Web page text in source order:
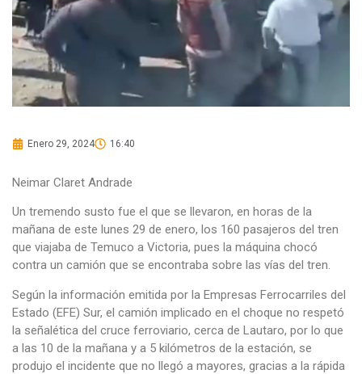
Enero 29, 2024 16:40
Neimar Claret Andrade
Un tremendo susto fue el que se llevaron, en horas de la
mañana de este lunes 29 de enero, los 160 pasajeros del tren
que viajaba de Temuco a Victoria, pues la máquina chocó
contra un camión que se encontraba sobre las vías del tren.
Según la información emitida por la Empresas Ferrocarriles del
Estado (EFE) Sur, el camión implicado en el choque no respetó
la señalética del cruce ferroviario, cerca de Lautaro, por lo que
a las 10 de la mañana y a 5 kilómetros de la estación, se
produjo el incidente que no llegó a mayores, gracias a la rápida